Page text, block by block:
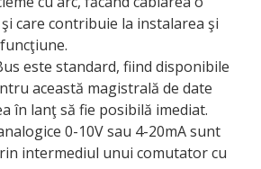
care contribuie la instalarea şi
este standard, fiind disponibile
această magistrală de date
în lanţ să fie posibilă imediat.
0-10V sau 4-20mA sunt
intermediul unui comutator cu